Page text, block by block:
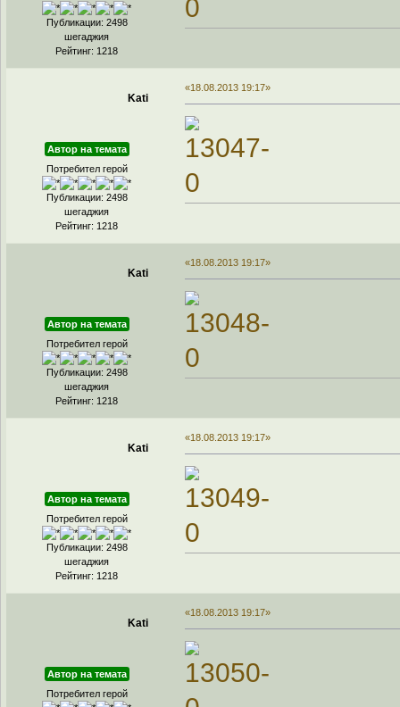
Публикации: 2498
шегаджия
Рейтинг: 1218
Kati
Автор на темата
Потребител герой
Публикации: 2498
шегаджия
Рейтинг: 1218
«18.08.2013 19:17»
Kati
Автор на темата
Потребител герой
Публикации: 2498
шегаджия
Рейтинг: 1218
«18.08.2013 19:17»
Kati
Автор на темата
Потребител герой
Публикации: 2498
шегаджия
Рейтинг: 1218
«18.08.2013 19:17»
Kati
Автор на темата
Потребител герой
«18.08.2013 19:17»